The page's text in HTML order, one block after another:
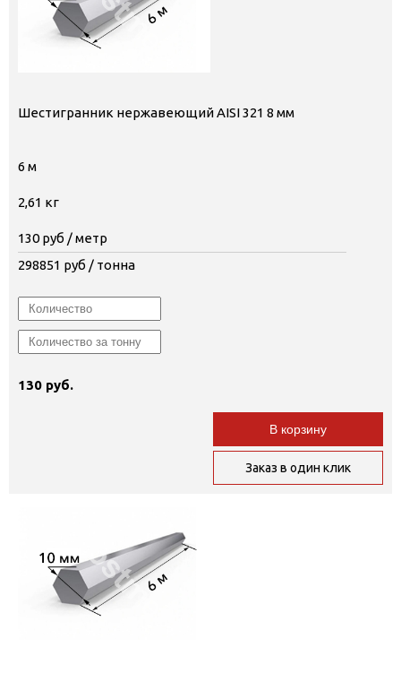
Шестигранник нержавеющий AISI 321 8 мм
6 м
2,61 кг
130 руб / метр
298851 руб / тонна
130 руб.
В корзину
Заказ в один клик